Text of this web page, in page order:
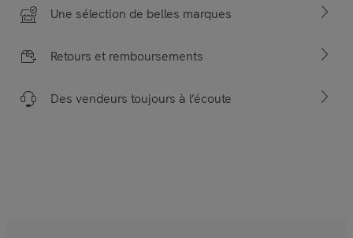
Une sélection de belles marques
Retours et remboursements
Des vendeurs toujours à l’écoute